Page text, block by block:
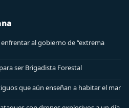
al gobierno de “extrema
ser Brigadista Forestal
que aún enseñan a habitar el mar